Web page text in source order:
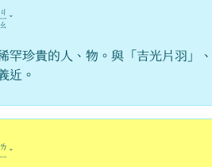
ㄐ
ㄧ
ㄠ
ˇ
罕珍貴的人、物。與「吉光片羽」
近。
ㄌ
ㄧ ˇ